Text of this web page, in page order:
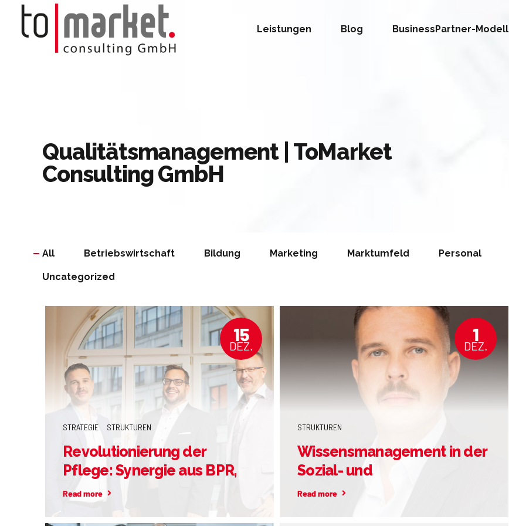
Leistungen Blog BusinessPartner-Modell
Qualitätsmanagement | ToMarket
Consulting GmbH
All Betriebswirtschaft Bildung Marketing Marktumfeld Personal
Uncategorized
STRATEGIE STRUKTUREN
15
DEZ.
Revolutionierung der
Pflege: Synergie aus BPR,
Kaizen und Telematik
Read more
STRUKTUREN
1
DEZ.
Wissensmanagement in der
Sozial- und
Gesundheitsbranche: Ein
Read more